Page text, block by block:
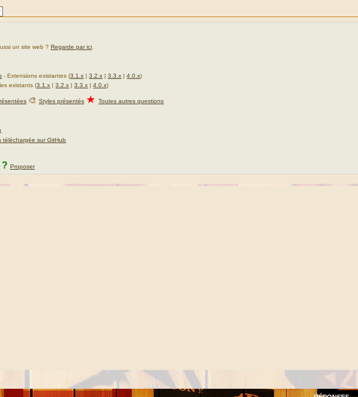
un site web ? Regarde par ici
-Extensions existantes (3.1.x |3.2.x |3.3.x |4.0.x)
existants (3.1.x |3.2.x |3.3.x |4.0.x)
🎨 Styles présentés ★ Toutes autres questions
téléchargée sur GitHub
? Proposer